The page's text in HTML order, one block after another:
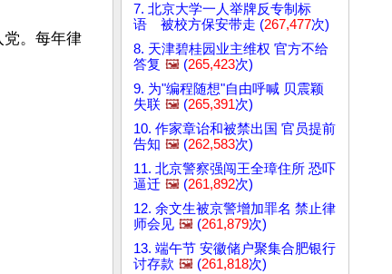
党。每年律
7. 北京大学一人举牌反专制标
语 被校方保安带走 (267,477次)
8. 天津碧桂园业主维权 官方不给
答复 🖼️ (265,423次)
9. 为"编程随想"自由呼喊 贝震颖
失联 🖼️ (265,391次)
10. 作家章诒和被禁出国 官员提前
告知 🖼️ (262,583次)
11. 北京警察强闯王全璋住所 恐吓
逼迁 🖼️ (261,892次)
12. 余文生被京警增加罪名 禁止律
师会见 🖼️ (261,879次)
13. 端午节 安徽储户聚集合肥银行
讨存款 🖼️ (261,818次)